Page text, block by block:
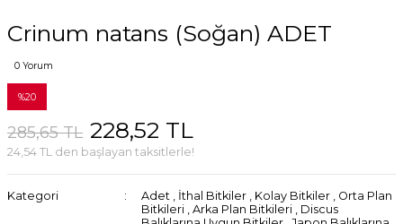
Crinum natans (Soğan) ADET
0 Yorum
%20
285,65 TL 228,52 TL
24,54 TL den başlayan taksitlerle!
Kategori Adet , İthal Bitkiler , Kolay Bitkiler , Orta Plan
Bitkileri , Arka Plan Bitkileri , Discus